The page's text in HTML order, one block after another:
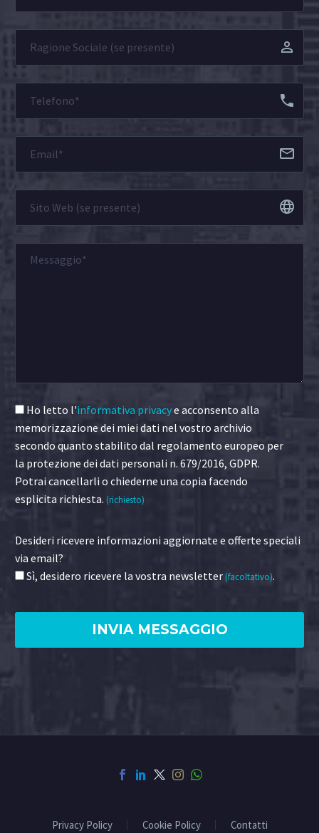
Ho letto l'informativa privacye acconsento alla
memorizzazione dei miei dati nel vostro archivio
secondo quanto stabilito dal regolamento europeo per
la protezione dei dati personali n. 679/2016, GDPR.
Potrai cancellarli o chiederne una copia facendo
esplicita richiesta. (richiesto)
Desideri ricevere informazioni aggiornate e offerte speciali
via email?
Sì, desidero ricevere la vostra newsletter(facoltativo).
Privacy Policy Cookie Policy Contatti